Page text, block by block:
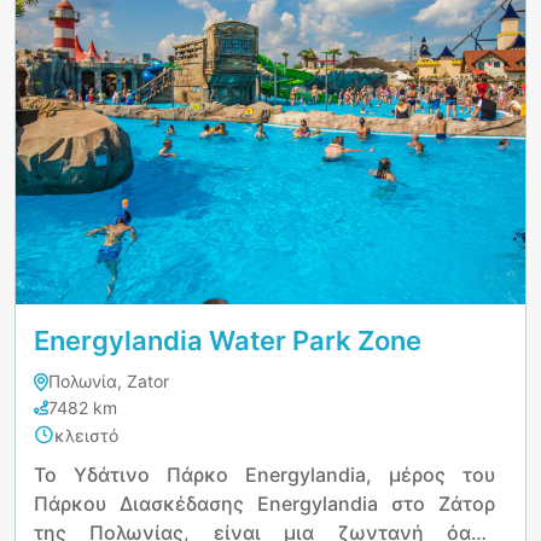
Energylandia Water Park Zone
Πολωνία, Zator
7482 km
κλειστό
Το Υδάτινο Πάρκο Energylandia, μέρος του
Πάρκου Διασκέδασης Energylandia στο Ζάτορ
της Πολωνίας, είναι μια ζωντανή όαση